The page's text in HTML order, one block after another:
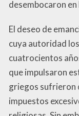
desembocaron en
El deseo de
cuya autoridad
cuatrocientos
que impulsaron
griegos sufrieron
impuestos